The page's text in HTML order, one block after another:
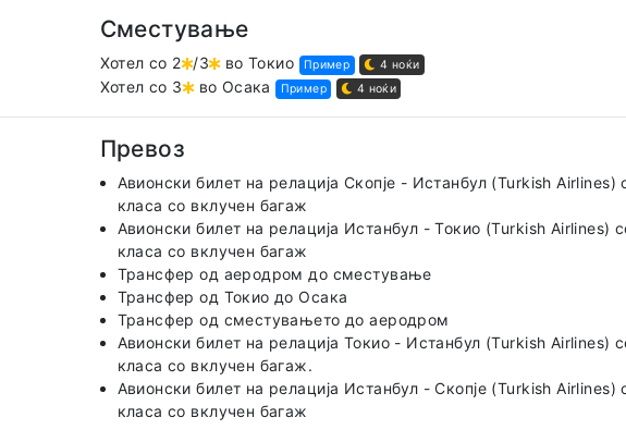
Сместување
Хотел со 2 /3 во Токио Пример 4 ноќи
Хотел со 3 во Осака Пример 4 ноќи
Превоз
Авионски билет на релација Скопје - Истанбул (Turkish Airlines)
класа со вклучен багаж
Авионски билет на релација Истанбул - Токио (Turkish Airlines)
класа со вклучен багаж
Трансфер од аеродром до сместување
Трансфер од Токио до Осака
Трансфер од сместувањето до аеродром
Авионски билет на релација Токио - Истанбул (Turkish Airlines)
класа со вклучен багаж.
Авионски билет на релација Истанбул - Скопје (Turkish Airlines)
класа со вклучен багаж